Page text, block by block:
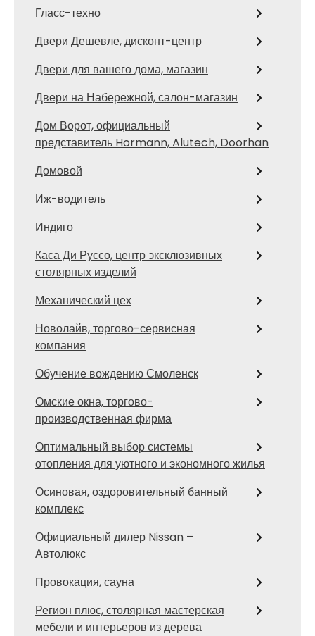
Гласс-техно
Двери Дешевле, дисконт-центр
Двери для вашего дома, магазин
Двери на Набережной, салон-магазин
Дом Ворот, официальный
представитель Hormann, Alutech, Doorhan
Домовой
Иж-водитель
Индиго
Каса Ди Руссо, центр эксклюзивных
столярных изделий
Механический цех
Новолайв, торгово-сервисная
компания
Обучение вождению Смоленск
Омские окна, торгово-
производственная фирма
Оптимальный выбор системы
отопления для уютного и экономного жилья
Осиновая, оздоровительный банный
комплекс
Официальный дилер Nissan –
Автолюкс
Провокация, сауна
Регион плюс, столярная мастерская
мебели и интерьеров из дерева